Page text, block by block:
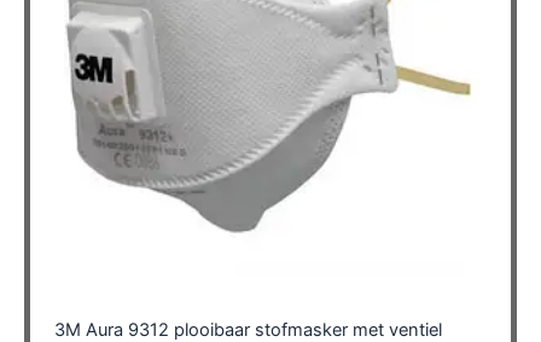
3M Aura 9312 plooibaar stofmasker met ventiel